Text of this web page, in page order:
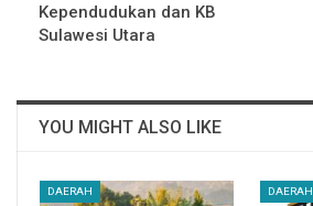
Kependudukan dan KB
Sulawesi Utara
YOU MIGHT ALSO LIKE
DAERAH DAERAH